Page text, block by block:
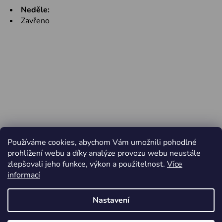
Používáme cookies, abychom Vám umožnili pohodlné
prohlížení webu a díky analýze provozu webu neustále
zlepšovali jeho funkce, výkon a použitelnost. Více
informací
Nastavení
Neděle:
Zavřeno